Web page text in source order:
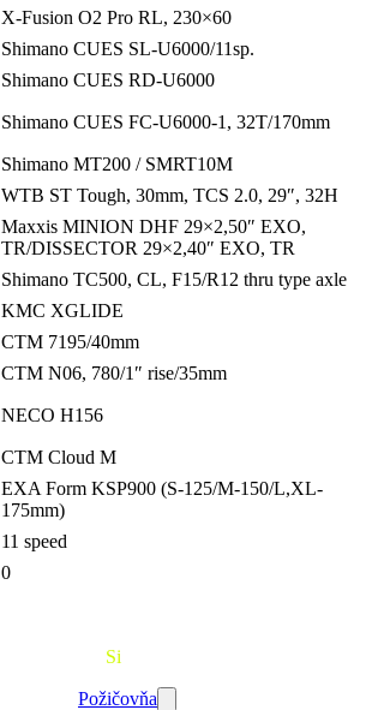
X-Fusion O2 Pro RL, 230×60
Shimano CUES SL-U6000/11sp.
Shimano CUES RD-U6000
Shimano CUES FC-U6000-1, 32T/170mm
Shimano MT200 / SMRT10M
WTB ST Tough, 30mm, TCS 2.0, 29″, 32H
Maxxis MINION DHF 29×2,50″ EXO,
TR/DISSECTOR 29×2,40″ EXO, TR
Shimano TC500, CL, F15/R12 thru type axle
KMC XGLIDE
CTM 7195/40mm
CTM N06, 780/1″ rise/35mm
NECO H156
CTM Cloud M
EXA Form KSP900 (S-125/M-150/L,XL-
175mm)
11 speed
0
Si
Požičovňa